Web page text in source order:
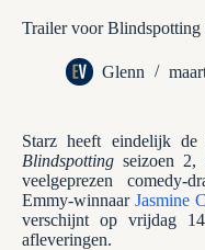
Trailer voor Blindspotting
Glenn
Starz heeft eindelijk
Blindspotting seizoen 2,
veelgeprezen
Emmy-winnaarJasmine
verschijnt op vrijdag
afleveringen.